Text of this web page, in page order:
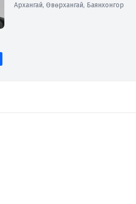
Архангай, Өвөрхангай, Баянхонгор